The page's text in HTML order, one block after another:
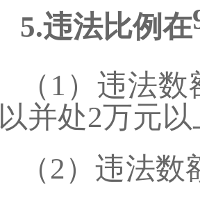
5.违法比例在
（ 1）违法
以并处2万元
（2）违法数